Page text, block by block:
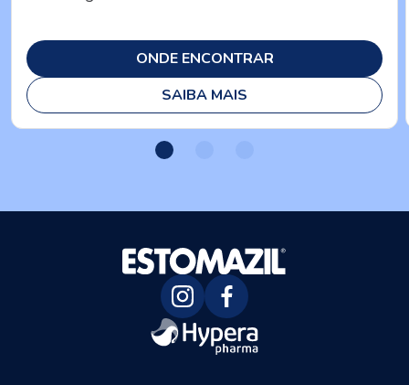
ONDE ENCONTRAR
SAIBA MAIS